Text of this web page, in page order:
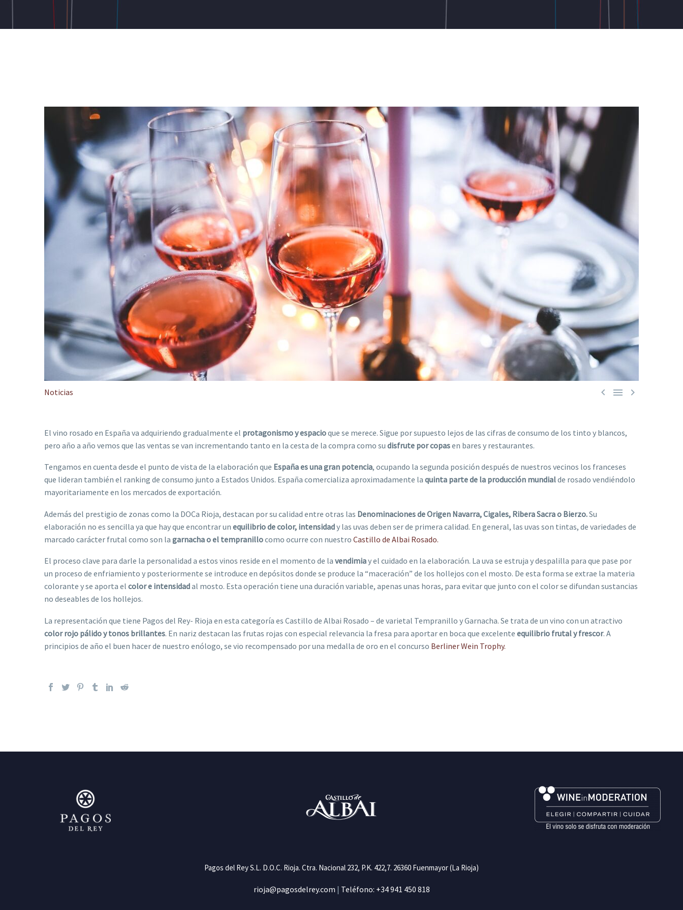
  
Noticias
El vino rosado en España va adquiriendo gradualmente el protagonismo y espacioque se merece. Sigue por supuesto lejos de las cifras de consumo de los tinto y blancos,
pero año a año vemos que las ventas se van incrementando tanto en la cesta de la compra como su disfrute por copasen bares y restaurantes.
Tengamos en cuenta desde el punto de vista de la elaboración que España es una gran potencia, ocupando la segunda posición después de nuestros vecinos los franceses
que lideran también el ranking de consumo junto a Estados Unidos. España comercializa aproximadamente la quinta parte de la producción mundialde rosado vendiéndolo
mayoritariamente en los mercados de exportación.
Además del prestigio de zonas como la DOCa Rioja, destacan por su calidad entre otras las Denominaciones de Origen Navarra, Cigales, Ribera Sacra o Bierzo.Su
elaboración no es sencilla ya que hay que encontrar un equilibrio de color, intensidady las uvas deben ser de primera calidad. En general, las uvas son tintas, de variedades de
marcado carácter frutal como son la garnacha o el tempranillocomo ocurre con nuestro Castillo de Albai Rosado.
El proceso clave para darle la personalidad a estos vinos reside en el momento de la vendimiay el cuidado en la elaboración. La uva se estruja y despalilla para que pase por
un proceso de enfriamiento y posteriormente se introduce en depósitos donde se produce la “maceración” de los hollejos con el mosto. De esta forma se extrae la materia
colorante y se aporta el color e intensidadal mosto. Esta operación tiene una duración variable, apenas unas horas, para evitar que junto con el color se difundan sustancias
no deseables de los hollejos.
La representación que tiene Pagos del Rey- Rioja en esta categoría es Castillo de Albai Rosado – de varietal Tempranillo y Garnacha. Se trata de un vino con un atractivo
color rojo pálido y tonos brillantes. En nariz destacan las frutas rojas con especial relevancia la fresa para aportar en boca que excelente equilibrio frutal y frescor. A
principios de año el buen hacer de nuestro enólogo, se vio recompensado por una medalla de oro en el concurso Berliner Wein Trophy.
Pagos del Rey S.L. D.O.C. Rioja. Ctra. Nacional 232, P.K. 422,7. 26360 Fuenmayor (La Rioja)
rioja@pagosdelrey.com | Teléfono: +34 941 450 818